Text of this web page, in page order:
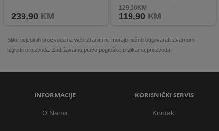
239,90 KM
Zaštita od usisavanja bez vrećice
129,00KM
119,90 KM
Slike pojedinih proizvoda na web stranici ne moraju nužno odgovarati stvarnom
izgledu proizvoda. Zadržavamo pravo pogreške u slikama proizvoda.
INFORMACIJE
O Nama
KORISNIČKI SERVIS
Kontakt